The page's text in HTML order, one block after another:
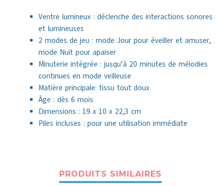
Ventre lumineux : déclenche des interactions sonores
et lumineuses
2 modes de jeu : mode Jour pour éveiller et amuser,
mode Nuit pour apaiser
Minuterie intégrée : jusqu’à 20 minutes de mélodies
continues en mode veilleuse
Matière principale: tissu tout doux
Âge : dès 6 mois
Dimensions : 19 x 10 x 22,3 cm
Piles incluses : pour une utilisation immédiate
PRODUITS SIMILAIRES